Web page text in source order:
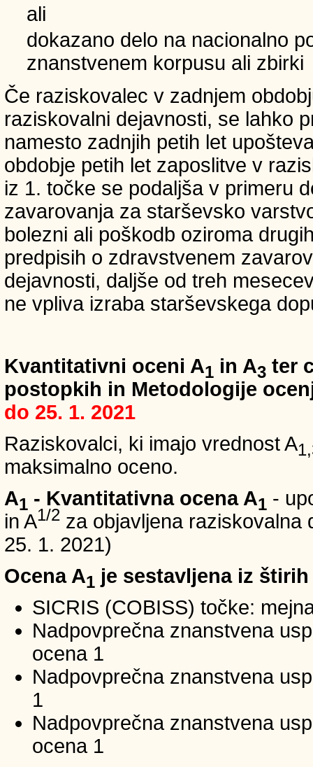
ali
dokazano delo na nacionalno
znanstvenem korpusu ali zbirki
Če raziskovalec v zadnjem
raziskovalni dejavnosti, se lahko
namesto zadnjih petih let
obdobje petih let zaposlitve v
iz 1. točke se podaljša v primeru
zavarovanja za starševsko
bolezni ali poškodb oziroma
predpisih o zdravstvenem
dejavnosti, daljše od treh
ne vpliva izraba starševskega
Kvantitativni oceni A1 in A3 ter
postopkih in Metodologije
do 25. 1. 2021
Raziskovalci, ki imajo vrednost A
maksimalno oceno.
A1 - Kvantitativna ocena A1 -
in A1/2 za objavljena raziskovalna
25. 1. 2021)
Ocena A1 je sestavljena iz
SICRIS (COBISS) točke:
Nadpovprečna znanstvena
ocena 1
Nadpovprečna znanstvena
1
Nadpovprečna znanstvena
ocena 1